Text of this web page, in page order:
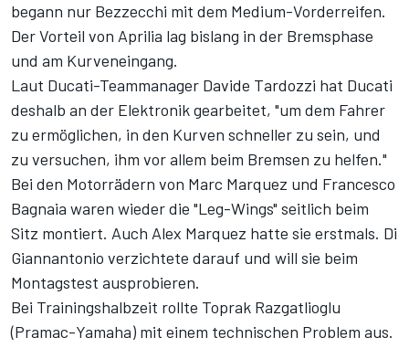
begann nur Bezzecchi mit dem Medium-Vorderreifen.
Der Vorteil von Aprilia lag bislang in der Bremsphase
und am Kurveneingang.
Laut Ducati-Teammanager Davide Tardozzi hat Ducati
deshalb an der Elektronik gearbeitet, "um dem Fahrer
zu ermöglichen, in den Kurven schneller zu sein, und
zu versuchen, ihm vor allem beim Bremsen zu helfen."
Bei den Motorrädern von Marc Marquez und Francesco
Bagnaia waren wieder die "Leg-Wings" seitlich beim
Sitz montiert. Auch Alex Marquez hatte sie erstmals. Di
Giannantonio verzichtete darauf und will sie beim
Montagstest ausprobieren.
Bei Trainingshalbzeit rollte Toprak Razgatlioglu
(Pramac-Yamaha) mit einem technischen Problem aus.